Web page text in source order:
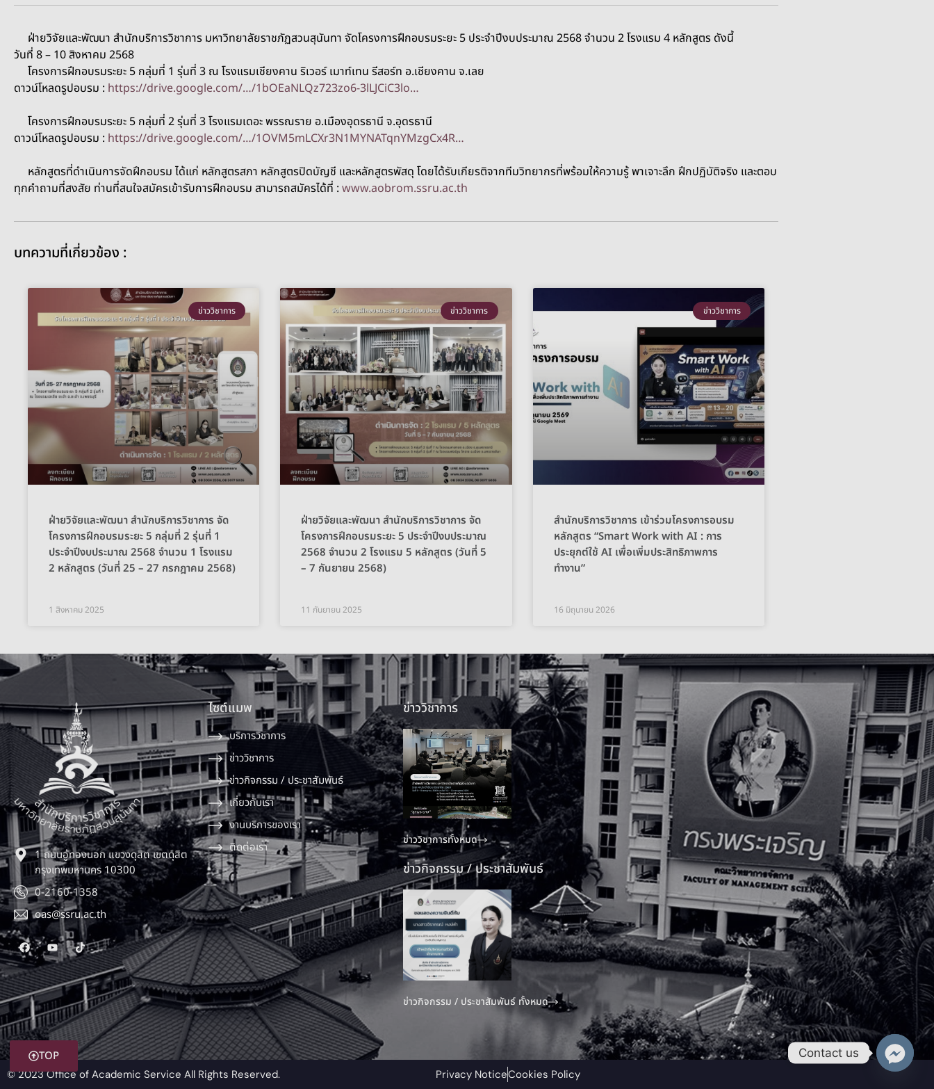
ฝ่ายวิจัยและพัฒนา สำนักบริการวิชาการ มหาวิทยาลัยราชภัฏสวนสุนันทา จัดโครงการฝึกอบรมระยะ 5 ประจำปีงบประมาณ 2568 จำนวน 2 โรงแรม 4 หลักสูตร ดังนี้
วันที่ 8 – 10 สิงหาคม 2568
โครงการฝึกอบรมระยะ 5 กลุ่มที่ 1 รุ่นที่ 3 ณ โรงแรมเชียงคาน ริเวอร์ เมาท์เทน รีสอร์ท อ.เชียงคาน จ.เลย
ดาวน์โหลดรูปอบรม : https://drive.google.com/…/1bOEaNLQz723zo6-3lLJCiC3lo…
โครงการฝึกอบรมระยะ 5 กลุ่มที่ 2 รุ่นที่ 3 โรงแรมเดอะ พรรณราย อ.เมืองอุดรธานี จ.อุดรธานี
ดาวน์โหลดรูปอบรม : https://drive.google.com/…/1OVM5mLCXr3N1MYNATqnYMzgCx4R…
หลักสูตรที่ดำเนินการจัดฝึกอบรม ได้แก่ หลักสูตรสภา หลักสูตรปิดบัญชี และหลักสูตรพัสดุ โดยได้รับเกียรติจากทีมวิทยากรที่พร้อมให้ความรู้ พาเจาะลึก ฝึกปฏิบัติจริง และตอบ
ทุกคำถามที่สงสัย ท่านที่สนใจสมัครเข้ารับการฝึกอบรม สามารถสมัครได้ที่ : www.aobrom.ssru.ac.th
บทความที่เกี่ยวข้อง :
ข่าววิชาการ
ฝ่ายวิจัยและพัฒนา สำนักบริการวิชาการ จัด
โครงการฝึกอบรมระยะ 5 กลุ่มที่ 2 รุ่นที่ 1
ประจำปีงบประมาณ 2568 จำนวน 1 โรงแรม
2 หลักสูตร (วันที่ 25 – 27 กรกฎาคม 2568)
1 สิงหาคม 2025
ข่าววิชาการ
ฝ่ายวิจัยและพัฒนา สำนักบริการวิชาการ จัด
โครงการฝึกอบรมระยะ 5 ประจำปีงบประมาณ
2568 จำนวน 2 โรงแรม 5 หลักสูตร (วันที่ 5
– 7 กันยายน 2568)
11 กันยายน 2025
ข่าววิชาการ
สำนักบริการวิชาการ เข้าร่วมโครงการอบรม
หลักสูตร “Smart Work with AI : การ
ประยุกต์ใช้ AI เพื่อเพิ่มประสิทธิภาพการ
ทำงาน”
16 มิถุนายน 2026
1 ถนนอู่ทองนอก แขวงดุสิต เขตดุสิต
กรุงเทพมหานคร 10300
0-2160-1358
oas@ssru.ac.th
ไซต์แมพ
บริการวิชาการ
ข่าววิชาการ
ข่าวกิจกรรม / ประชาสัมพันธ์
เกี่ยวกับเรา
งานบริการของเรา
ติดต่อเรา
ข่าววิชาการ
ข่าววิชาการทั้งหมด
ข่าวกิจกรรม / ประชาสัมพันธ์
ข่าวกิจกรรม / ประชาสัมพันธ์ ทั้งหมด
© 2023 Office of Academic Service All Rights Reserved.​ Privacy NoticeCookies Policy
Contact us
TOP